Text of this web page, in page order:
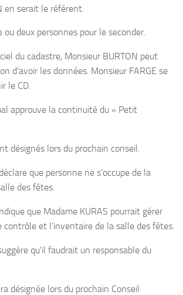
en serait le référent.
ou deux personnes pour le seconder.
du cadastre, Monsieur BURTON peut
d’avoir les données. Monsieur FARGE se
le CD.
approuve la continuité du « Petit
désignés lors du prochain conseil.
que personne ne s’occupe de la
des fêtes.
que Madame KURAS pourrait gérer
contrôle et l’inventaire de la salle des fêtes.
qu’il faudrait un responsable du
désignée lors du prochain Conseil